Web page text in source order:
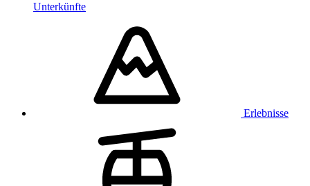
Unterkünfte
Erlebnisse